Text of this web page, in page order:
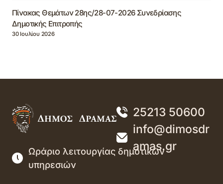
Πίνακας Θεμάτων 28ης/28-07-2026 Συνεδρίασης
Δημοτικής Επιτροπής
30 Ιουλίου 2026
25213 50600
info@dimosdr
amas.gr
Ωράριο λειτουργίας δημοτικών
υπηρεσιών